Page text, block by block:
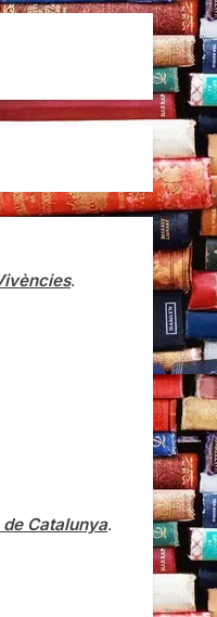
.
Catalunya.